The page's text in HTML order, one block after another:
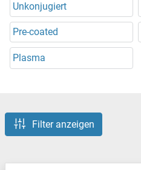
Unkonjugiert
Pre-coated
Plasma
Filter anzeigen